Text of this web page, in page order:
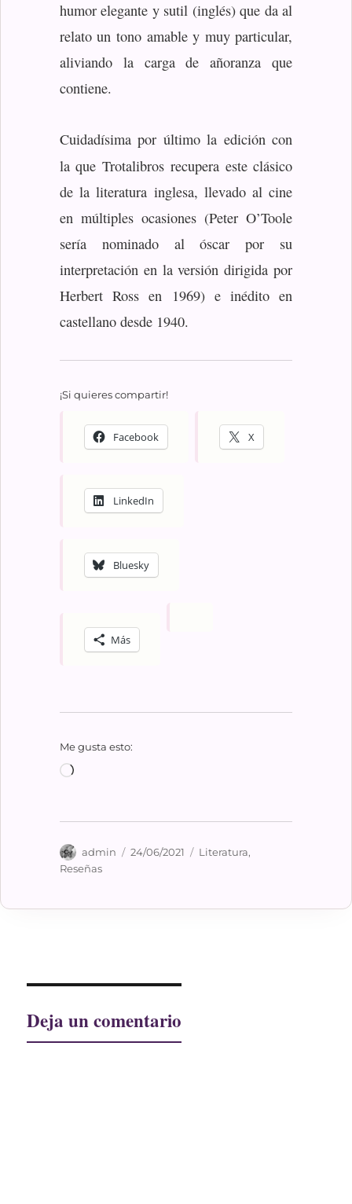
humor elegante y sutil (inglés) que da al
relato un tono amable y muy particular,
aliviando la carga de añoranza que
contiene.
Cuidadísima por último la edición con
la que Trotalibros recupera este clásico
de la literatura inglesa, llevado al cine
en múltiples ocasiones (Peter O’Toole
sería nominado al óscar por su
interpretación en la versión dirigida por
Herbert Ross en 1969) e inédito en
castellano desde 1940.
¡Si quieres compartir!
Facebook X
LinkedIn
Bluesky
Más
Me gusta esto:
Cargando...
Autor
admin
Publicado
24/06/2021 Categorías
Literatura,
Reseñas
Deja un comentario